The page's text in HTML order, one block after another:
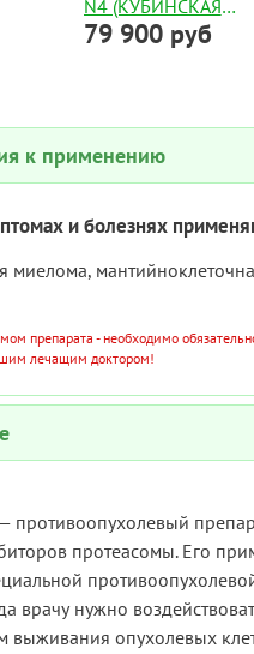
N4 (КУБИНСКАЯ
ВАКЦИНА ОТ РАКА
79 900 руб
к применению
и болезнях
миелома,
препарата - необходимо
лечащим доктором!
противоопухолевый
протеасомы. Его
врачу нужно
выживания опухолевых